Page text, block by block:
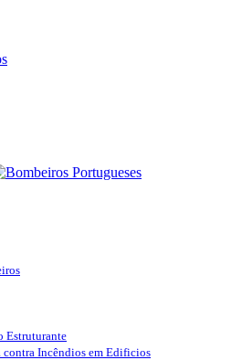
Estruturante
contra Incêndios em Edificios